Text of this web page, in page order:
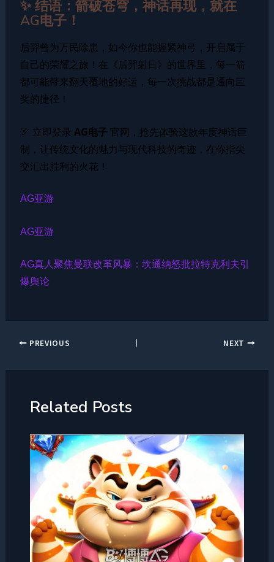
✨ 结语：箭破苍穹，神话再现，就在
AG电子！
后羿曾为万民除患，如今你也能握紧神弓，开启属于
自己的荣耀之旅！在《后羿射日》的世界里，每一箭
都可能带来翻天覆地的好运，每一次挑战都是通向巨
奖的捷径！
🏹 立即登录 AG电子官网，抢先体验这款年度神话巨
制，让传统文化的魅力与现代科技的奇迹，在你指尖
交汇出胜利的火花！
AG亚游
AG亚游
AG真人聚焦曼联改革风暴：坎通纳怒批拉特克利夫引
爆舆论
PREVIOUS NEXT
Related Posts